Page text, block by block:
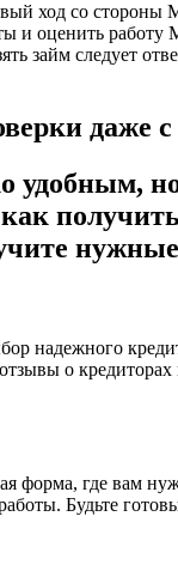
ход со
и оценить
займ следует
даже
нужные
надежного
о
форма, где вам
Будьте